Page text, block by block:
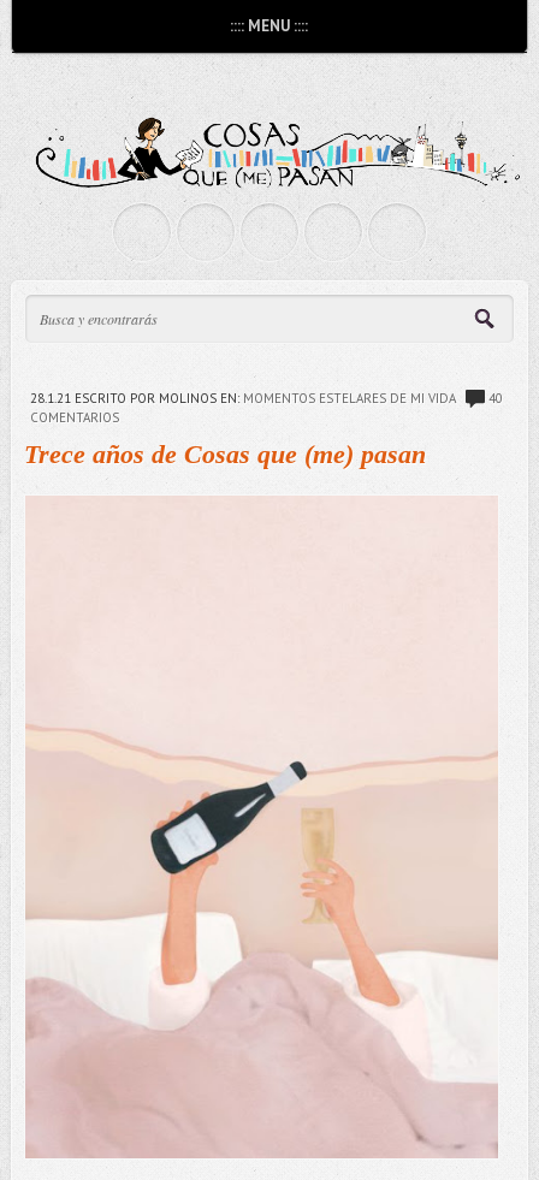
:::: MENU ::::
28.1.21 ESCRITO POR MOLINOS EN: MOMENTOS ESTELARES DE MI VIDA
40
COMENTARIOS
Trece años de Cosas que (me) pasan